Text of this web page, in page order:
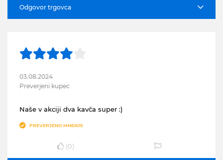
Odgovor trgovca
03.08.2024
Preverjeni kupec
Naše v akciji dva kavča super :)
PREVERJENO MNENJE
(0)